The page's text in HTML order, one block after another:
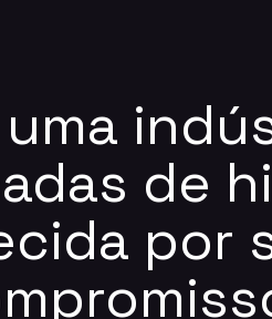
de
por